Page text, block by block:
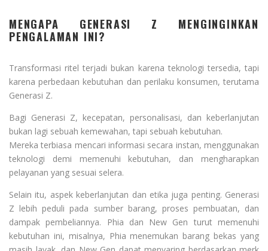
MENGAPA GENERASI Z MENGINGINKAN
PENGALAMAN INI?
Transformasi ritel terjadi bukan karena teknologi tersedia, tapi
karena perbedaan kebutuhan dan perilaku konsumen, terutama
Generasi Z.
Bagi Generasi Z, kecepatan, personalisasi, dan keberlanjutan
bukan lagi sebuah kemewahan, tapi sebuah kebutuhan.
Mereka terbiasa mencari informasi secara instan, menggunakan
teknologi demi memenuhi kebutuhan, dan mengharapkan
pelayanan yang sesuai selera.
Selain itu, aspek keberlanjutan dan etika juga penting. Generasi
Z lebih peduli pada sumber barang, proses pembuatan, dan
dampak pembeliannya. Phia dan New Gen turut memenuhi
kebutuhan ini, misalnya, Phia menemukan barang bekas yang